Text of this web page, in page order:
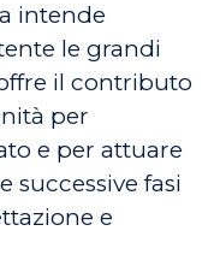
intende
le grandi
il contributo
per
e per attuare
successive fasi
e